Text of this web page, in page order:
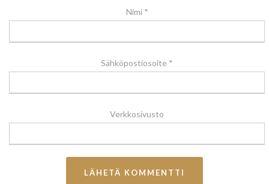
Nimi *
Sähköpostiosoite *
Verkkosivusto